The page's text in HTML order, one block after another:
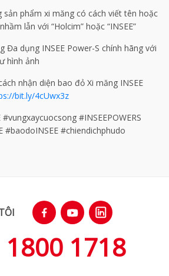
sản phẩm xi măng có cách viết tên hoặc
lẫn với “Holcim” hoặc “INSEE”
Đa dụng INSEE Power-S chính hãng với
hình ảnh
nhận diện bao đỏ Xi măng INSEE
bit.ly/4cUwx3z
#INSEEPOWERS
#baodoINSEE #chiendichphudo
1800 1718